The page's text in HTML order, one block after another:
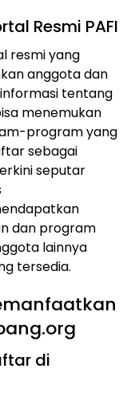
Resmi PAFI
resmi yang
anggota dan
tentang
menemukan
program yang
sebagai
seputar
dan program
lainnya
tersedia.
di